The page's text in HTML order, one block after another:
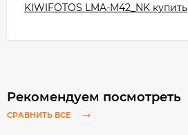
KIWIFOTOS LMA-M42_NK купить
Рекомендуем посмотреть
СРАВНИТЬ ВСЕ